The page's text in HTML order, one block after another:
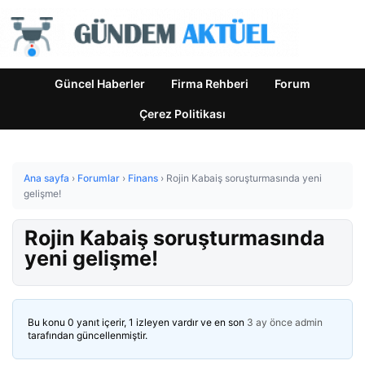
Güncel Haberler Firma Rehberi Forum
Çerez Politikası
Ana sayfa › Forumlar › Finans › Rojin Kabaiş soruşturmasında yeni
gelişme!
Rojin Kabaiş soruşturmasında
yeni gelişme!
Bu konu 0 yanıt içerir, 1 izleyen vardır ve en son 3 ay önce admin
tarafından güncellenmiştir.